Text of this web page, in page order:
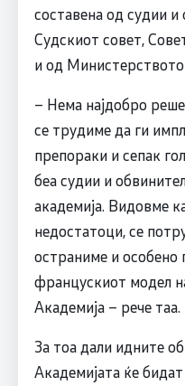
составена од судии
Судскиот совет,
и од Министерството
– Нема најдобро
се трудиме да ги
препораки и сепак
беа судии и
академија. Видовме
недостатоци, се
остраниме и
францускиот модел
Академија – рече таа.
За тоа дали идните
Академијата ќе